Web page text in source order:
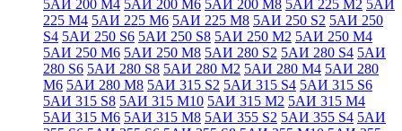
5АИ 200 М4 5АИ 200 М6 5АИ 200 М8 5АИ 225 М2 5АИ
225 М4 5АИ 225 М6 5АИ 225 М8 5АИ 250 S2 5АИ 250
S4 5АИ 250 S6 5АИ 250 S8 5АИ 250 М2 5АИ 250 М4
5АИ 250 М6 5АИ 250 М8 5АИ 280 S2 5АИ 280 S4 5АИ
280 S6 5АИ 280 S8 5АИ 280 М2 5АИ 280 М4 5АИ 280
М6 5АИ 280 М8 5АИ 315 S2 5АИ 315 S4 5АИ 315 S6
5АИ 315 S8 5АИ 315 М10 5АИ 315 М2 5АИ 315 М4
5АИ 315 М6 5АИ 315 М8 5АИ 355 S2 5АИ 355 S4 5АИ